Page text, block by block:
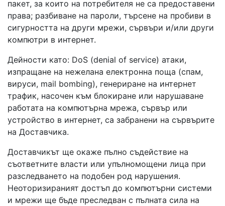
пакет, за които на потребителя не са предоставени
права; разбиване на пароли, търсене на пробиви в
сигурността на други мрежи, сървъри и/или други
компютри в интернет.
Дейности като: DoS (denial of service) атаки,
изпращане на нежелана електронна поща (спам,
вируси, mail bombing), генериране на интернет
трафик, насочен към блокиране или нарушаване
работата на компютърна мрежа, сървър или
устройство в интернет, са забранени на сървърите
на Доставчика.
Доставчикът ще окаже пълно съдействие на
съответните власти или упълномощени лица при
разследването на подобен род нарушения.
Неоторизираният достъп до компютърни системи
и мрежи ще бъде преследван с пълната сила на